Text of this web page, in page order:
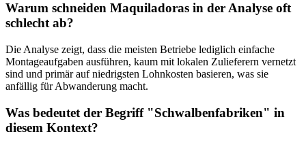
Warum schneiden Maquiladoras in der Analyse oft
schlecht ab?
Die Analyse zeigt, dass die meisten Betriebe lediglich einfache
Montageaufgaben ausführen, kaum mit lokalen Zulieferern vernetzt
sind und primär auf niedrigsten Lohnkosten basieren, was sie
anfällig für Abwanderung macht.
Was bedeutet der Begriff "Schwalbenfabriken" in
diesem Kontext?